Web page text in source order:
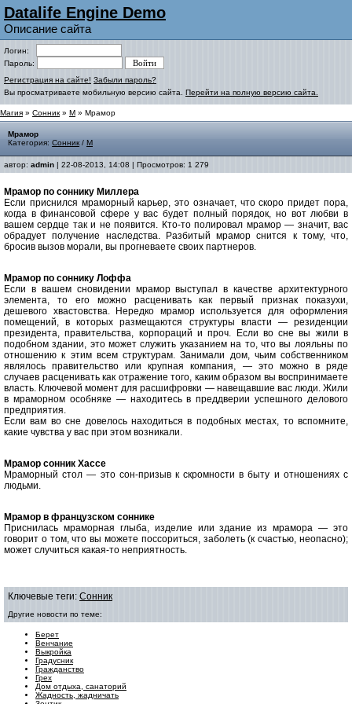
Datalife Engine Demo
Описание сайта
Логин:
Пароль:
Регистрация на сайте! Забыли пароль?
Вы просматриваете мобильную версию сайта. Перейти на полную версию сайта.
Магия » Сонник » М » Мрамор
Мрамор
Категория: Сонник / М
автор: admin | 22-08-2013, 14:08 | Просмотров: 1 279
Мрамор по соннику Миллера
Если приснился мраморный карьер, это означает, что скоро придет пора,
когда в финансовой сфере у вас будет полный порядок, но вот любви в
вашем сердце так и не появится. Кто-то полировал мрамор — значит, вас
обрадует получение наследства. Разбитый мрамор снится к тому, что,
бросив вызов морали, вы прогневаете своих партнеров.
Мрамор по соннику Лоффа
Если в вашем сновидении мрамор выступал в качестве архитектурного
элемента, то его можно расценивать как первый признак показухи,
дешевого хвастовства. Нередко мрамор используется для оформления
помещений, в которых размещаются структуры власти — резиденции
президента, правительства, корпораций и проч. Если во сне вы жили в
подобном здании, это может служить указанием на то, что вы лояльны по
отношению к этим всем структурам. Занимали дом, чьим собственником
являлось правительство или крупная компания, — это можно в ряде
случаев расценивать как отражение того, каким образом вы воспринимаете
власть. Ключевой момент для расшифровки — навещавшие вас люди.Жили
в мраморном особняке — находитесь в преддверии успешного делового
предприятия.
Если вам во сне довелось находиться в подобных местах, то вспомните,
какие чувства у вас при этом возникали.
Мрамор cонник Хассе
Мраморный стол — это сон-призыв к скромности в быту и отношениях с
людьми.
Мрамор в французском соннике
Приснилась мраморная глыба, изделие или здание из мрамора — это
говорит о том, что вы можете поссориться, заболеть (к счастью, неопасно);
может случиться какая-то неприятность.
Ключевые теги: Сонник
Другие новости по теме:
Берет
Венчание
Выкройка
Градусник
Гражданство
Грех
Дом отдыха, санаторий
Жадность, жадничать